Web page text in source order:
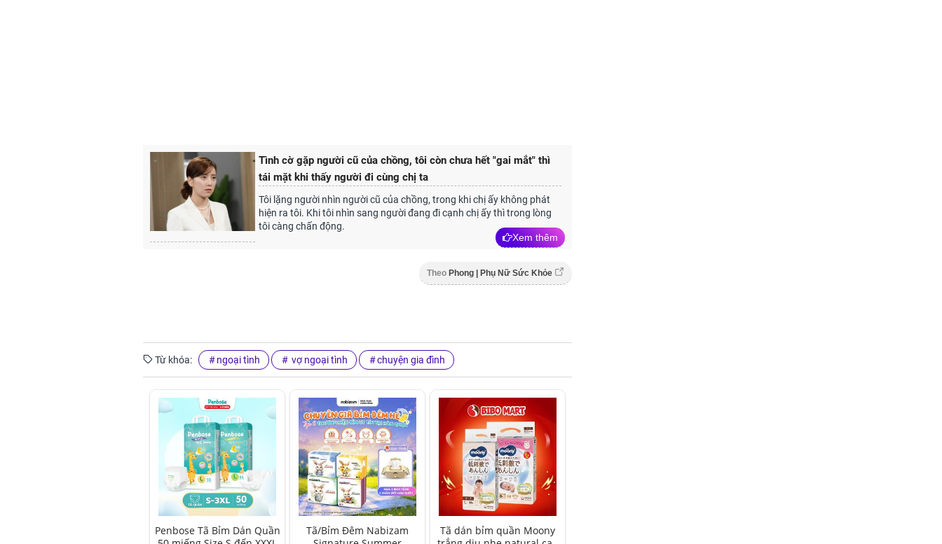
Tình cờ gặp người cũ của chồng, tôi còn chưa hết "gai mắt" thì
tái mặt khi thấy người đi cùng chị ta
Tôi lặng người nhìn người cũ của chồng, trong khi chị ấy không phát
hiện ra tôi. Khi tôi nhìn sang người đang đi cạnh chị ấy thì trong lòng
tôi càng chấn động.
Xem thêm
Theo Phong | Phụ Nữ Sức Khỏe
Từ khóa: ngoại tình vợ ngoại tình chuyện gia đình
Penbose Tã Bỉm Dán Quần
Tã/Bỉm Đêm Nabizam
Tã dán bỉm quần Moony